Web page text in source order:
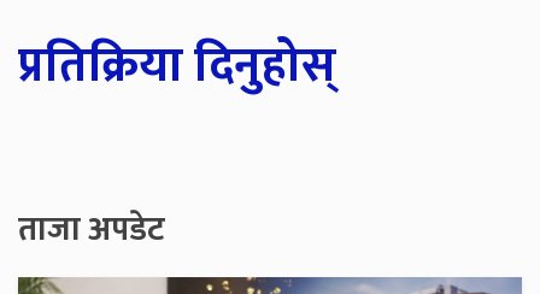
प्रतिक्रिया दिनुहोस्
ताजा अपडेट